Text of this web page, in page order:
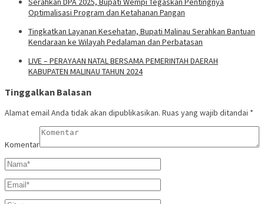
Optimalisasi Program dan Ketahanan Pangan
Tingkatkan Layanan Kesehatan, Bupati Malinau Serahkan Bantuan
Kendaraan ke Wilayah Pedalaman dan Perbatasan
LIVE – PERAYAAN NATAL BERSAMA PEMERINTAH DAERAH
KABUPATEN MALINAU TAHUN 2024
Tinggalkan Balasan
Alamat email Anda tidak akan dipublikasikan. Ruas yang wajib ditandai *
Komentar